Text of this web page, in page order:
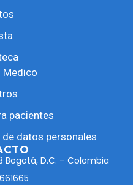
Medico
pacientes
datos personales
Bogotá, D.C. – Colombia